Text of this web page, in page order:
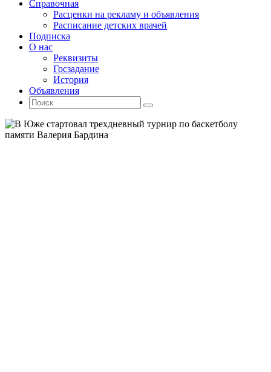
Справочная
Расценки на рекламу и объявления
Расписание детских врачей
Подписка
О нас
Реквизиты
Госзадание
История
Объявления
Поиск
Искать:
Поиск